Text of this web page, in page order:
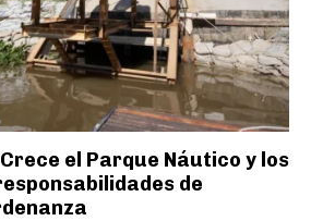
el Parque Náutico y los
de